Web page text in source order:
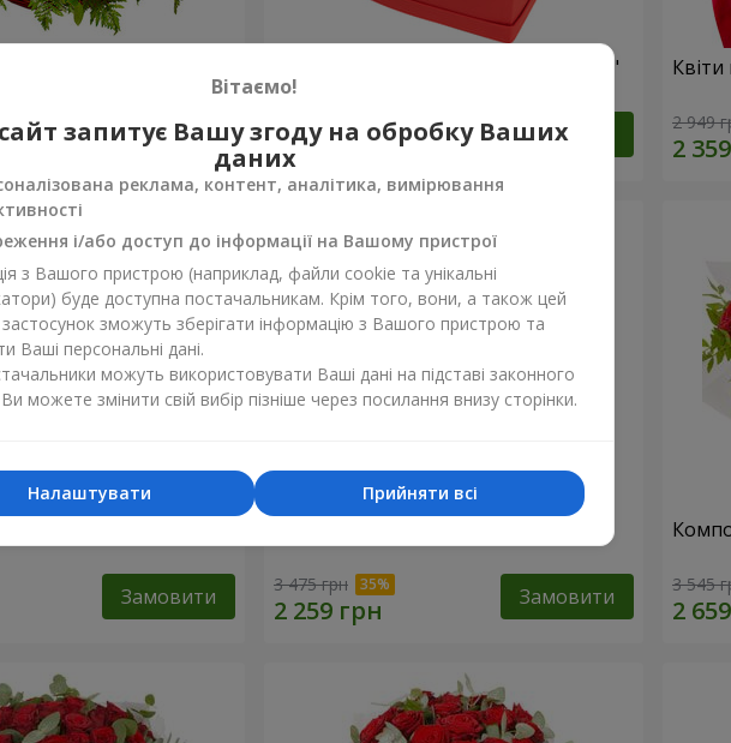
Замовити
Композиція "Зворушливий презент"
2 399 грн Замовити
Квіти
2 949
з Пандою
Замовити 3 475 грн Замовити 3 545
Вітаємо!
запитує Вашу згоду на обробку Ваших
даних
реклама, контент, аналітика, вимірювання
і/або доступ до інформації на Вашому пристрої
з Вашого пристрою (наприклад, файли cookie та унікальні
буде доступна постачальникам. Крім того, вони, а також цей
зможуть зберігати інформацію з Вашого пристрою та
Ваші персональні дані.
можуть використовувати Ваші дані на підставі законного
Ви можете змінити свій вибір пізніше через посилання внизу сторінки.
Прийняти всі
Налаштувати